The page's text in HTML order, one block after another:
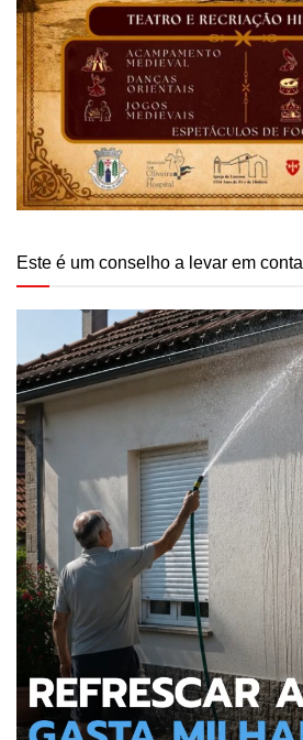
Este é um conselho a levar em conta